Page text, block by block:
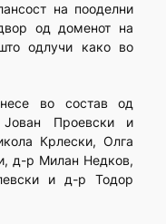
на пооделни
од доменот на
одлучи како во
во состав од
Проевски и
Крлески, Олга
д-р Милан Недков,
и д-р Тодор